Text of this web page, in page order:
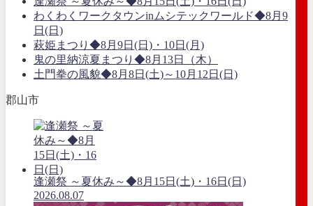
わくわくワークタウンinムシテックワールド◆8月9
日(日)
萩姫まつり◆8月9日(日)・10日(月)
鬼の里納涼夏まつり◆8月13日（木）
土門拳の風貌◆8月8日(土)～10月12日(日)
郡山市
逢瀬祭 ～夏休み～◆8月15日(土)・16日(日)
2026.08.07